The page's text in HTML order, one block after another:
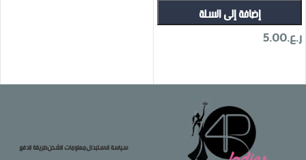
إضافة إلى السلة
ر.ع.5.00
سياسة الاستبدالمعلومات الشحنطريقة الدفع